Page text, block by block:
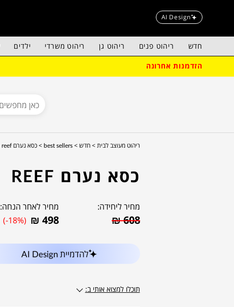
AI Design
חדש ריהוט פנים ריהוט גן ריהוט משרדי ילדים
הזדמנות אחרונה
ריהוט מעוצב לבית > חדש > best sellers > כסא נערם reef
כסא נערם REEF
מחיר ליחידה:
₪608
מחיר לאחר הנחה:
₪ 498
(-18%)
להדמיית AI Design
תוכלו למצוא אותי ב: